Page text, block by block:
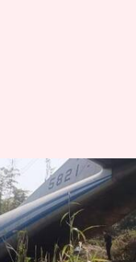
విమాన
గాయాలు
pm